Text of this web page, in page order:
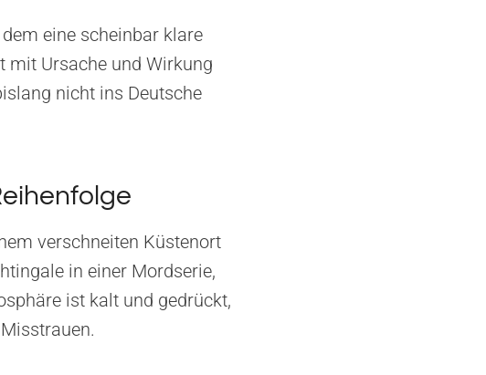
eine scheinbar klare
mit Ursache und Wirkung
nicht ins Deutsche
verschneiten Küstenort
in einer Mordserie,
ist kalt und gedrückt,